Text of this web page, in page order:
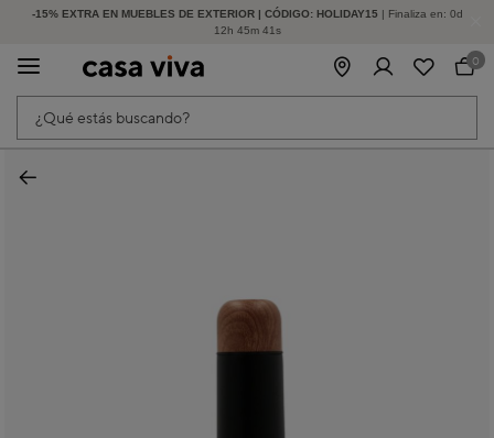
-15% EXTRA EN MUEBLES DE EXTERIOR | CÓDIGO: HOLIDAY15 | Finaliza en: 0d
12h 45m 41s
HASTA -60% DE DESCUENTO | SEGUNDAS REBAJAS
¿Qué estás buscando?
0